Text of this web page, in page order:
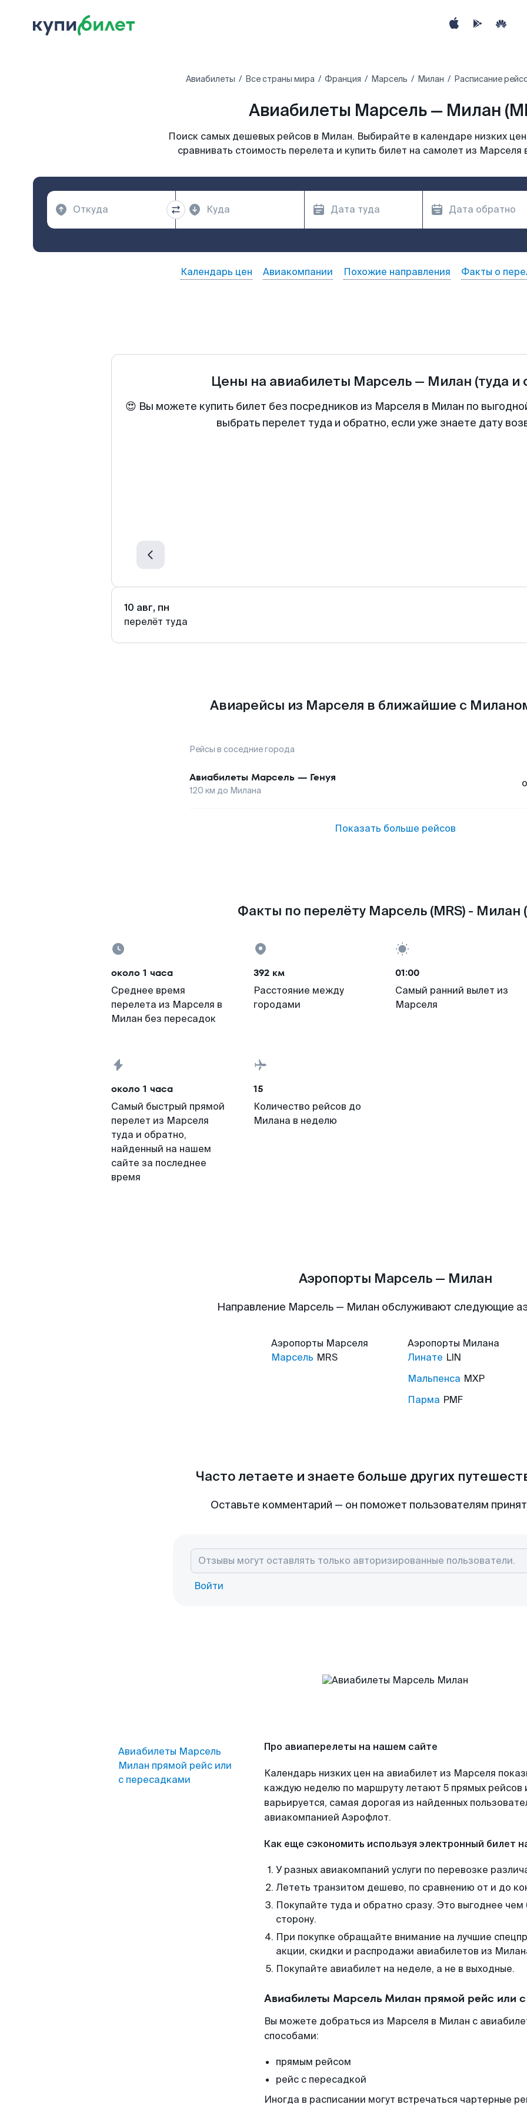
Авиабилеты Все страны мира Франция Марсель Милан Расписание
Авиабилеты Марсель — Милан
Поиск самых дешевых рейсов в Милан. Выбирайте в календаре низких
сравнивать стоимость перелета и купить билет на самолет из Марселя
Календарь цен Авиакомпании Похожие направления Факты о
Цены на авиабилеты Марсель— Милан (туда и
😍 Вы можете купить билет без посредников из Марселя в Милан по
выбрать перелет туда и обратно, если уже знаете дату
10 авг, пн
перелёт туда
Авиарейсы из Марселя в ближайшие с
Рейсы в соседние города
Авиабилеты Марсель — Генуя
120 км до Милана
Показать больше рейсов
Факты по перелёту Марсель (MRS) - Милан
около 1 часа
Среднее время
перелета из Марселя в
Милан без пересадок
392 км
Расстояние между
городами
01:00
Самый ранний вылет из
Марселя
около 1 часа
Самый быстрый прямой
перелет из Марселя
туда и обратно,
найденный на нашем
сайте за последнее
время
15
Количество рейсов до
Милана в неделю
Аэропорты Марсель — Милан
Направление Марсель — Милан обслуживают следующие
Аэропорты Марселя
Марсель MRS
Аэропорты Милана
Линате LIN
Мальпенса MXP
Парма PMF
Часто летаете и знаете больше других
Оставьте комментарий — он поможет пользователям
Войти
Авиабилеты Марсель
Милан прямой рейс или
с пересадками
Про авиаперелеты на нашем сайте
Календарь низких цен на авиабилет из Марселя
каждую неделю по маршруту летают 5 прямых рейсов
варьируется, самая дорогая из найденных
авиакомпанией Аэрофлот.
Как еще сэкономить используя электронный билет
У разных авиакомпаний услуги по перевозке
Лететь транзитом дешево, по сравнению от и до
Покупайте туда и обратно сразу. Это выгоднее
сторону.
При покупке обращайте внимание на лучшие
акции, скидки и распродажи авиабилетов из
Покупайте авиабилет на неделе, а не в выходные.
Авиабилеты Марсель Милан прямой рейс или
Вы можете добраться из Марселя в Милан с
способами:
прямым рейсом
рейс с пересадкой
Иногда в расписании могут встречаться чартерные